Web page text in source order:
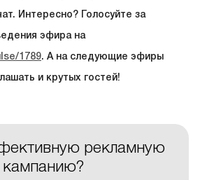
Интересно? Голосуйте за
эфира на
1789. А на следующие эфиры
и крутых гостей!
рекламную
кампанию?